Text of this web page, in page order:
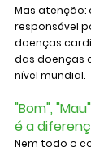
Mas atenção:
responsável
doenças
das doenças
nível mundial.
"Bom",
é a
Nem todo o